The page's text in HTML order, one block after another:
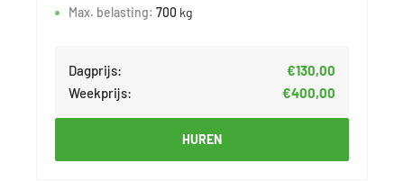
Max. belasting: 700 kg
Dagprijs:
€130,00
Weekprijs:
€400,00
HUREN